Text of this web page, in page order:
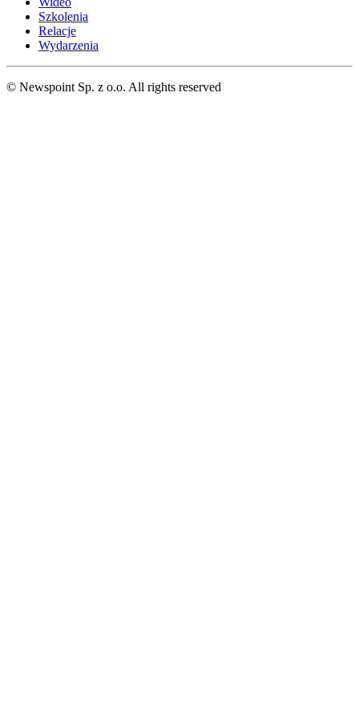
Szkolenia
Relacje
Wydarzenia
© Newspoint Sp. z o.o. All rights reserved